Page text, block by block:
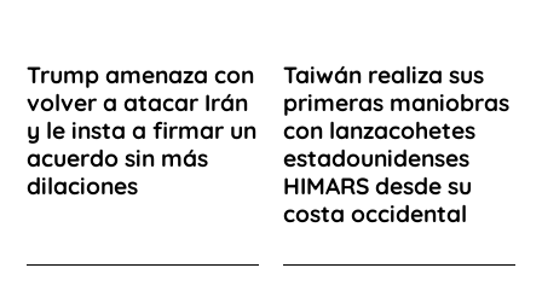
Trump amenaza con
volver a atacar Irán
y le insta a firmar un
acuerdo sin más
dilaciones
Taiwán realiza sus
primeras maniobras
con lanzacohetes
estadounidenses
HIMARS desde su
costa occidental